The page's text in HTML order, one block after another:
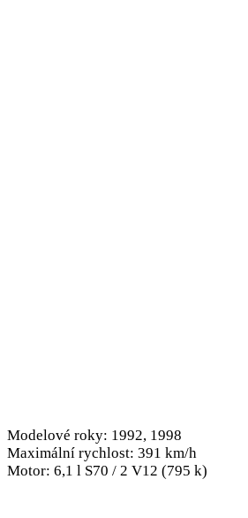
Modelové roky: 1992, 1998
Maximální rychlost: 391 km/h
Motor: 6,1 l S70 / 2 V12 (795 k)